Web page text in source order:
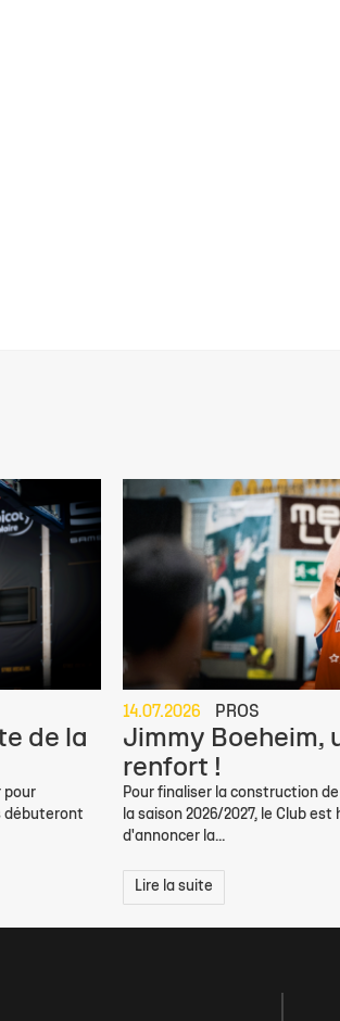
de la
pour
débuteront
14.07.2026 PROS
Jimmy Boeheim,
renfort !
Pour finaliser la construction
la saison 2026/2027, le Club est
d'annoncer la...
Lire la suite